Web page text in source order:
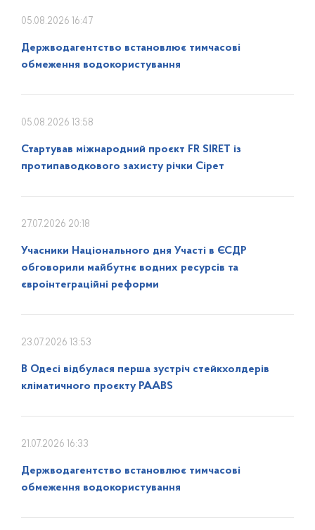
05.08.2026 16:47
Держводагентство встановлює тимчасові
обмеження водокористування
05.08.2026 13:58
Стартував міжнародний проєкт FR SIRET із
протипаводкового захисту річки Сірет
27.07.2026 20:18
Учасники Національного дня Участі в ЄСДР
обговорили майбутнє водних ресурсів та
євроінтеграційні реформи
23.07.2026 13:53
В Одесі відбулася перша зустріч стейкхолдерів
кліматичного проєкту PAABS
21.07.2026 16:33
Держводагентство встановлює тимчасові
обмеження водокористування